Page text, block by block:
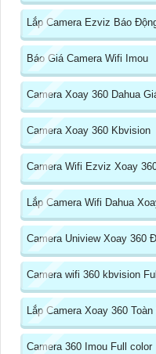
Lắp Camera Ezviz Báo
Báo Giá Camera Wifi Imou
Camera Xoay 360 Dahua
Camera Xoay 360 Kbvision
Camera Wifi Ezviz Xoay
Lắp Camera Wifi Dahua
Camera Uniview Xoay 360
Camera wifi 360 kbvision
Lắp Camera Xoay 360 Toàn
Camera 360 Imou Full color